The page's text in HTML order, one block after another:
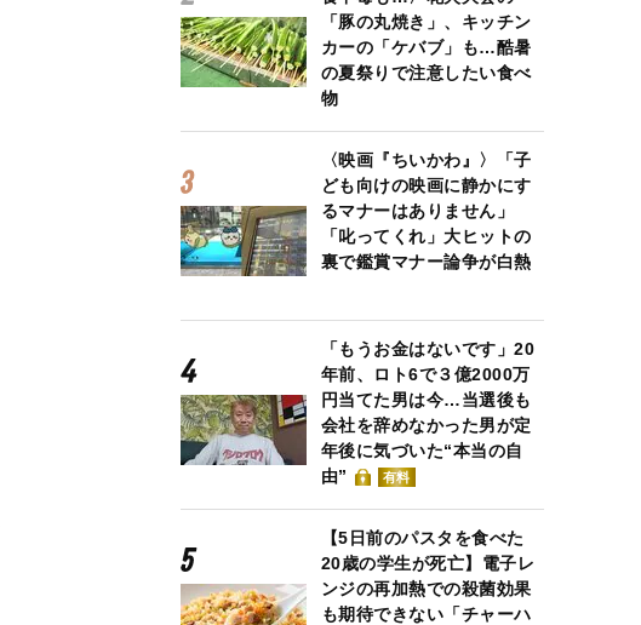
「豚の丸焼き」、キッチン
カーの「ケバブ」も…酷暑
の夏祭りで注意したい食べ
物
〈映画『ちいかわ』〉「子
ども向けの映画に静かにす
るマナーはありません」
「叱ってくれ」大ヒットの
裏で鑑賞マナー論争が白熱
「もうお金はないです」20
年前、ロト6で３億2000万
円当てた男は今…当選後も
会社を辞めなかった男が定
年後に気づいた“本当の自
由”
有料
【5日前のパスタを食べた
20歳の学生が死亡】電子レ
ンジの再加熱での殺菌効果
も期待できない「チャーハ